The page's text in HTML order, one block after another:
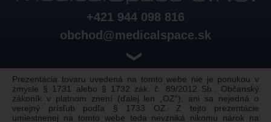
+421 944 098 816
obchod@medicalspace.sk
❯
Prezentácia tovaru uvedená na tomto webe nie je ponukou v
zmysle § 1731 alebo § 1732 zák. č. 89/2012 Sb., Občanský
zákoník v platnom znení (ďalej len „OZ“), ani sa nejedná o
verejný prísľub podľa § 1733 OZ. Z tejto prezentácie
umiestnenej na tomto webe teda nevzniká nikomu nárok na